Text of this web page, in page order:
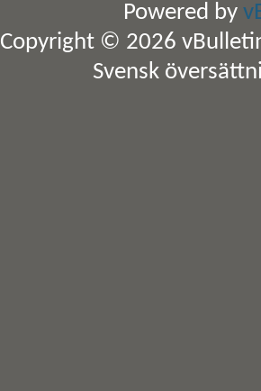
Powered by
Copyright © 2026
Svensk